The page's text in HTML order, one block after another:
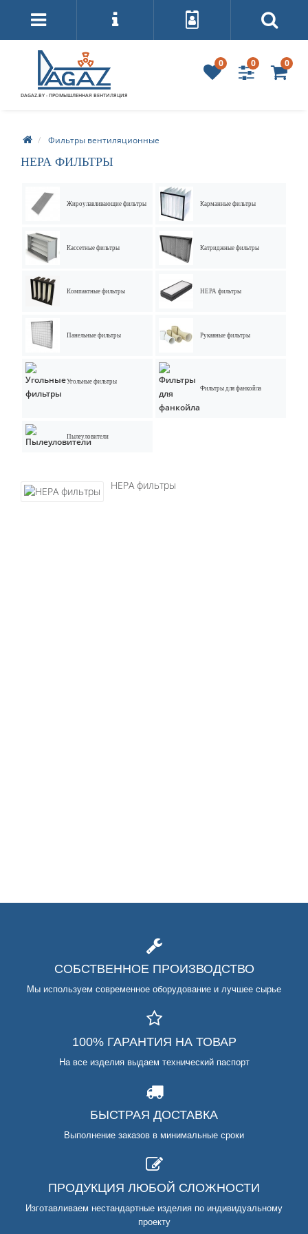
DAGAZ.BY - ПРОМЫШЛЕННАЯ ВЕНТИЛЯЦИЯ
0 0 0
Фильтры вентиляционные
НЕРА ФИЛЬТРЫ
Жироулавливающие фильтры Карманные фильтры
Кассетные фильтры Катриджные фильтры
Компактные фильтры НЕРА фильтры
Панельные фильтры Рукавные фильтры
Угольные фильтры
Фильтры для фанкойла
Пылеуловители
НЕРА фильтры
СОБСТВЕННОЕ ПРОИЗВОДСТВО
Мы используем современное оборудование и лучшее сырье
100% ГАРАНТИЯ НА ТОВАР
На все изделия выдаем технический паспорт
БЫСТРАЯ ДОСТАВКА
Выполнение заказов в минимальные сроки
ПРОДУКЦИЯ ЛЮБОЙ СЛОЖНОСТИ
Изготавливаем нестандартные изделия по индивидуальному
проекту